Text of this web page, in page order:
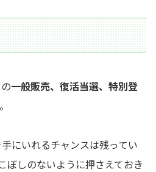
一般販売、復活当選、特別登
にいれるチャンスは残ってい
ぼしのないように押さえておき